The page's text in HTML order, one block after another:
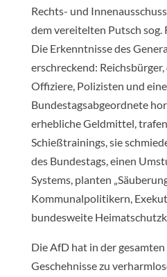
Rechts- und
dem vereitelten Putsch sog.
Die Erkenntnisse des
erschreckend:
Offiziere, Polizisten und
Bundestagsabgeordnete
erhebliche Geldmittel,
Schießtrainings, sie
des Bundestags, einen
Systems, planten
Kommunalpolitikern,
bundesweite
Die AfD hat in der
Geschehnisse zu